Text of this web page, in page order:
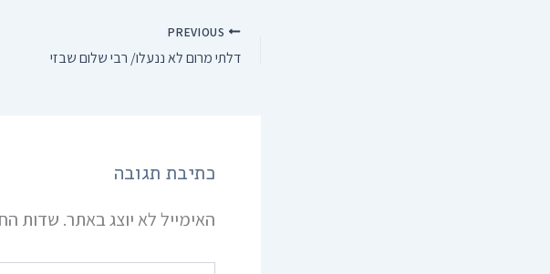
דלתי מרום לא ננעלו/ רבי שלום שבזי
כתיבת תגובה
האימייל לא יוצג באתר. שדות